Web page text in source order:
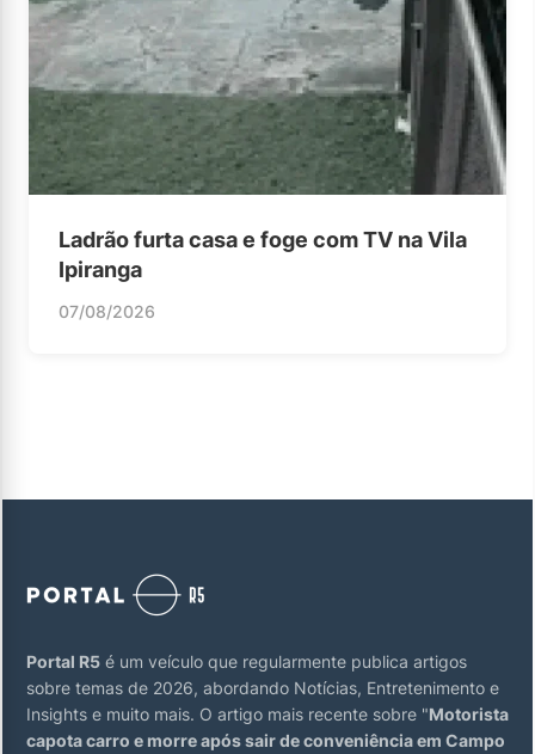
Ladrão furta casa e foge com TV na Vila
Ipiranga
07/08/2026
Portal R5 é um veículo que regularmente publica artigos
sobre temas de 2026, abordando Notícias, Entretenimento e
Insights e muito mais. O artigo mais recente sobre "Motorista
capota carro e morre após sair de conveniência em Campo